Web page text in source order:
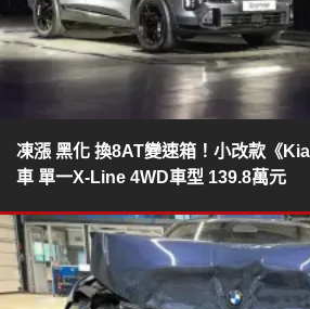
凍漲 黑化 換8AT變速箱！小改款《
車 單一X-Line 4WD車型 139.8萬元